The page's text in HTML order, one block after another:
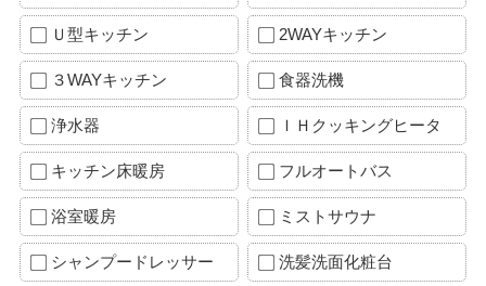
Ｕ型キッチン 2WAYキッチン
３WAYキッチン 食器洗機
浄水器 ＩＨクッキングヒータ
キッチン床暖房 フルオートバス
浴室暖房 ミストサウナ
シャンプードレッサー 洗髪洗面化粧台